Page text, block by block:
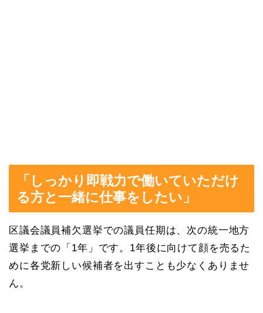
「しっかり即戦力で働いていただけ
る方と一緒に仕事をしたい」
区議会議員補欠選挙での議員任期は、次の統一地方
選挙までの「1年」です。1年後に向けて顔を売るた
めに各党新しい候補者を出すことも少なくありませ
ん。